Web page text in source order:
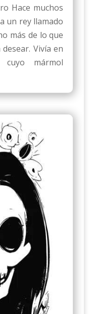
Hace muchos
un rey llamado
más de lo que
Vivía en
cuyo mármol